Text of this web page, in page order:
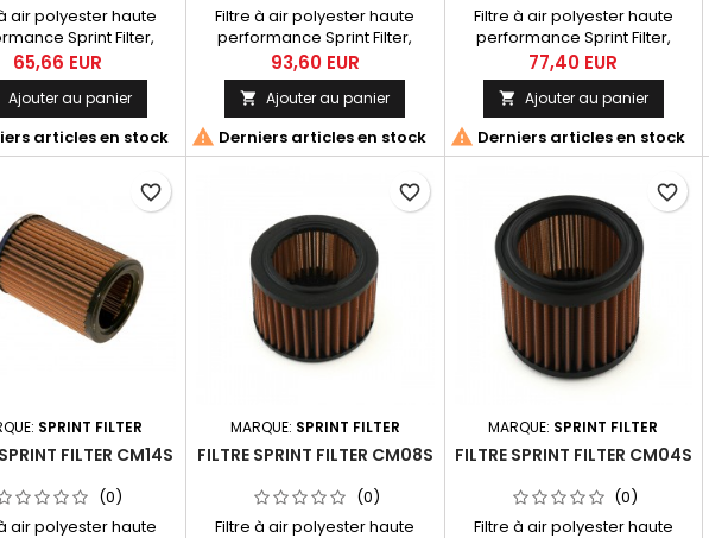
air polyester haute
Sprint Filter,
référence CM97S.
65,66 EUR
Ajouter au panier
articles en stock
Filtre à air polyester haute
performance Sprint Filter,
référence CM135S pour MV
Agusta 675 Brutale, F3 (11-),
800 Brutale, dragster, F3,
Rivale (13-)
93,60 EUR
 Ajouter au panier
 Derniers articles en stock
Filtre à air polyester haute
performance Sprint Filter,
référence CM45S pour
Kawasaki KLX 400 R (03) et
Suzuki DRZ 400 E / SM (01-08),
DRZ 400 S / SM (00-11)
77,40 EUR
 Ajouter au panier
 Derniers articles en stock
SPRINT FILTER
FILTER CM14S
(0)
air polyester haute
favorite_border
MARQUE: SPRINT FILTER
FILTRE SPRINT FILTER CM08S
(0)
Filtre à air polyester haute
favorite_border
MARQUE: SPRINT FILTER
FILTRE SPRINT FILTER CM04S
(0)
Filtre à air polyester haute
favorite_border